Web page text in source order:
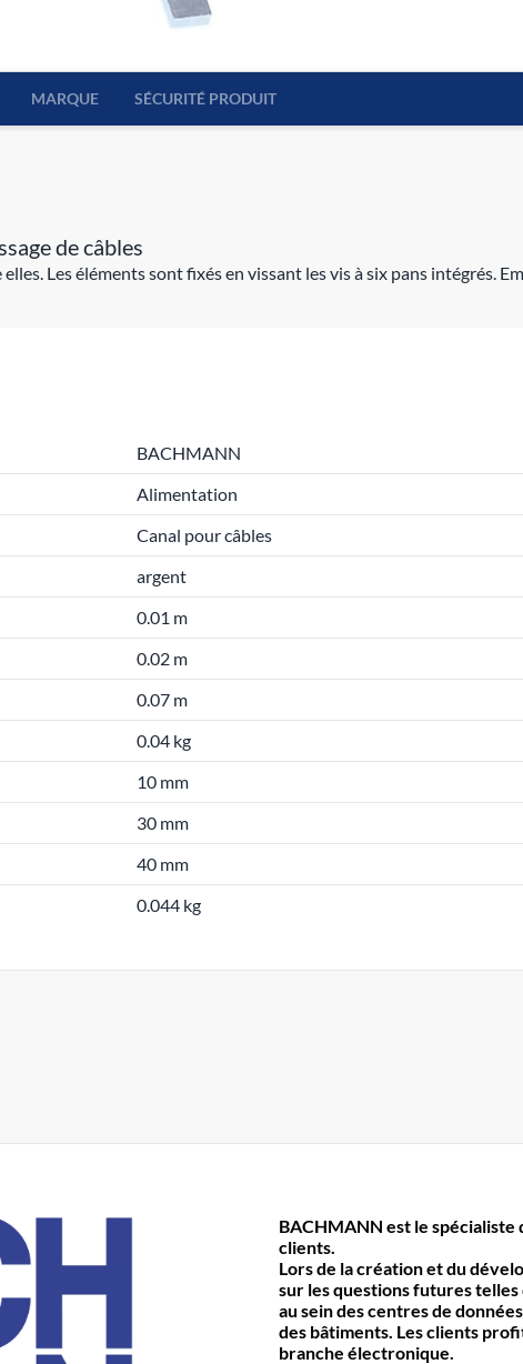
MARQUE SÉCURITÉ PRODUIT
de câbles
Les éléments sont fixés en vissant les vis à six pans intégrés.
BACHMANN
Alimentation
Canal pour câbles
argent
0.01 m
0.02 m
0.07 m
0.04 kg
10 mm
30 mm
40 mm
0.044 kg
BACHMANN est le
clients.
Lors de la création et du
sur les questions futures
au sein des centres de
des bâtiments. Les clients
branche électronique.